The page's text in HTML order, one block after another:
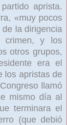
aprista.
«muy pocos
la dirigencia
crimen, y los
otros grupos,
era el
los apristas de
llamó
mismo día al
terminara el
(que debió